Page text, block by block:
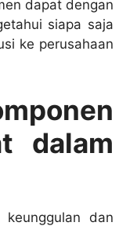
dapat dengan
siapa saja
ke perusahaan
dalam
dan